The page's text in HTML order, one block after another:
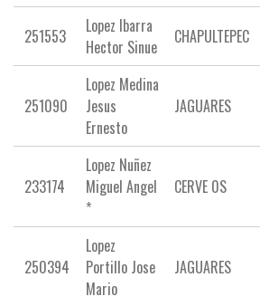
251553
Lopez Ibarra
Hector Sinue
CHAPULTEPEC
251090
Lopez Medina
Jesus
Ernesto
JAGUARES
233174
Lopez Nuñez
Miguel Angel
*
CERVE 0S
250394
Lopez
Portillo Jose
Mario
JAGUARES